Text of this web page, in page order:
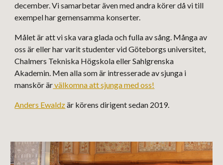
december. Vi samarbetar även med andra körer då vi till
exempel har gemensamma konserter.
Målet är attvi ska varaglada ochfulla av sång. Många av
oss är eller har varit studenter vid Göteborgs universitet,
Chalmers Tekniska Högskola eller Sahlgrenska
Akademin. Men alla som är intresserade avsjunga i
manskörärvälkomna att sjunga med oss!
Anders Ewaldzär körens dirigent sedan 2019.